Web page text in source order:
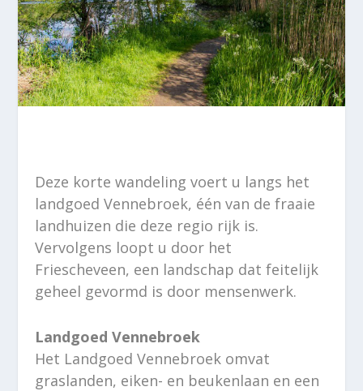
Deze korte wandeling voert u langs het
landgoed Vennebroek, één van de fraaie
landhuizen die deze regio rijk is.
Vervolgens loopt u door het
Friescheveen, een landschap dat feitelijk
geheel gevormd is door mensenwerk.
Landgoed Vennebroek
Het Landgoed Vennebroek omvat
graslanden, eiken- en beukenlaan en een